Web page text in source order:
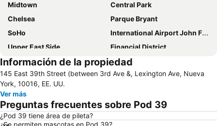
Midtown
Central Park
Chelsea
Parque Bryant
SoHo
International Airport John F. Kennedy
Upper East Side
Financial District
Lower Manhattan
Long Island City
Lower East Side
Harlem
Madison Square Garden
Battery Park City
Queens
Grand Central Terminal
Información de la propiedad
145 East 39th Street (between 3rd Ave &, Lexington Ave, Nueva
York, 10016, EE. UU.
Ver más
Preguntas frecuentes sobre Pod 39
¿Pod 39 tiene área de pileta?